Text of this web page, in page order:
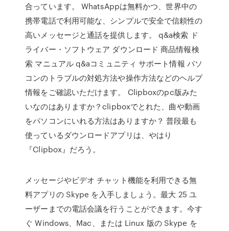
合っています。 WhatsAppは無料かつ、世界中の
携帯電話で利用可能な、シンプルで安全で信頼性の
高いメッセージと通話を提供します。 q&a検索 ド
ライバー・ソフトウェア ダウンロード 商品情報検
索 マニュアル q&aコミュニティ サポート情報 パソ
コンのトラブルの対処方法や操作方法などのヘルプ
情報をご確認いただけます。 Clipboxのpc版みた
いなのはありますか？clipboxでとれた、曲や動画
をパソコンにいれる方法はありますか？ 普段最も
使っているダウンロードアプリは、やはり
『Clipbox』だろう。
メッセージやビデオ チャット機能を利用できる無
料アプリの Skype を入手しましょう。最大 25 ユ
ーザーまでの電話会議を行うことができます。今す
ぐ Windows、Mac、または Linux 版の Skype を